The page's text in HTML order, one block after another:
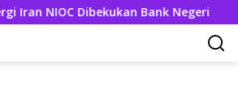
Dibekukan Bank Negeri